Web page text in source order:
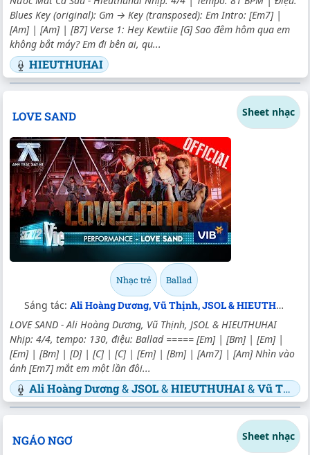
Blues Key (original): Gm → Key (transposed): Em Intro: [Em7] |
[Am] | [Am] | [B7] Verse 1: Hey Kewtiie [G] Sao đêm hôm qua em
không bắt máy? Em đi bên ai, qu...
HIEUTHUHAI
LOVE SAND Sheet nhạc
Nhạc trẻ Ballad
Sáng tác: Ali Hoàng Dương, Vũ Thịnh, JSOL & HIEUTHUHAI
LOVE SAND - Ali Hoàng Dương, Vũ Thịnh, JSOL & HIEUTHUHAI
Nhịp: 4/4, tempo: 130, điệu: Ballad ===== [Em] | [Bm] | [Em] |
[Em] | [Bm] | [D] | [C] | [C] | [Em] | [Bm] | [Am7] | [Am] Nhìn vào
ánh [Em7] mắt em một lần đôi...
Ali Hoàng Dương&JSOL&HIEUTHUHAI&Vũ Thịnh
NGÁO NGƠ Sheet nhạc